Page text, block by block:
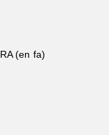
(en fa)